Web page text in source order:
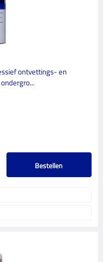
ontvettings- en
Bestellen